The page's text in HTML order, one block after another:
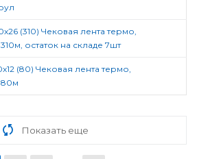
(310) Чековая лента термо,
остаток на складе 7шт
(80) Чековая лента термо,
80м
Показать еще